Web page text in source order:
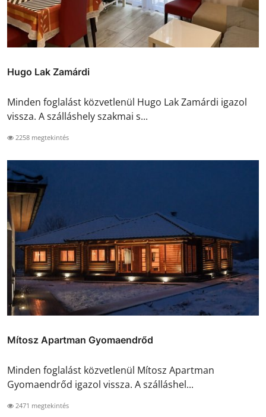
Hugo Lak Zamárdi
Minden foglalást közvetlenül Hugo Lak Zamárdi igazol
vissza. A szálláshely szakmai s...
2258 megtekintés
Mítosz Apartman Gyomaendrőd
Minden foglalást közvetlenül Mítosz Apartman
Gyomaendrőd igazol vissza. A szálláshel...
2471 megtekintés